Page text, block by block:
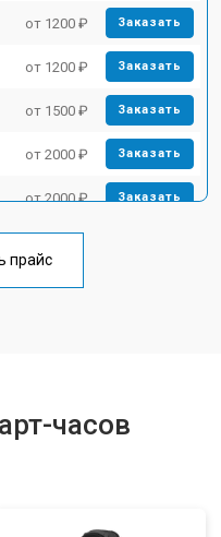
от 1200 ₽ Заказать
от 1200 ₽ Заказать
от 1500 ₽ Заказать
от 2000 ₽ Заказать
от 2000 ₽ Заказать
прайс
часов